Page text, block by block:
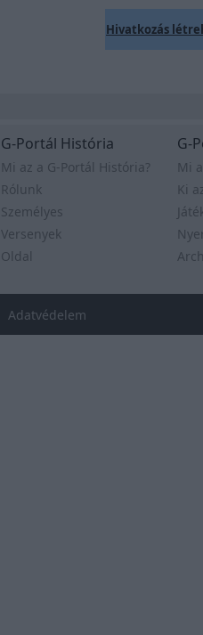
Hivatkozás
G-Portál História
Mi az a G-Portál História?
Rólunk
Személyes
Versenyek
Oldal
G-
Mi
Ki
Adatvédelem